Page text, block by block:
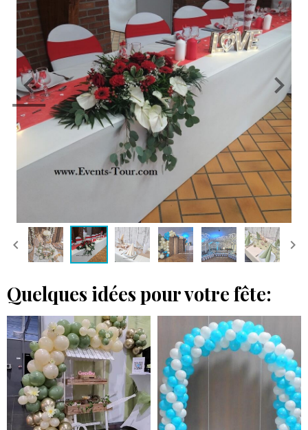
Quelques idées pour votre fête: